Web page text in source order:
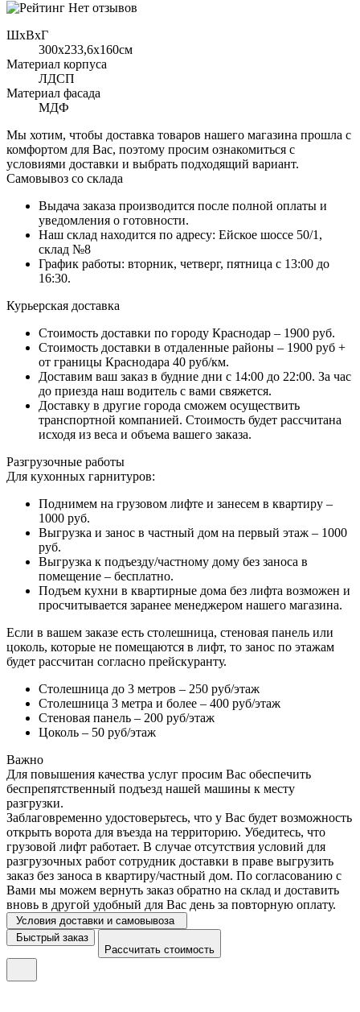
Нет отзывов
ШхВхГ
300x233,6х160см
Материал корпуса
ЛДСП
Материал фасада
МДФ
Мы хотим, чтобы доставка товаров нашего магазина прошла с
комфортом для Вас, поэтому просим ознакомиться с
условиями доставки и выбрать подходящий вариант.
Самовывоз со склада
Выдача заказа производится после полной оплаты и
уведомления о готовности.
Наш склад находится по адресу: Ейское шоссе 50/1,
склад №8
График работы: вторник, четверг, пятница с 13:00 до
16:30.
Курьерская доставка
Стоимость доставки по городу Краснодар – 1900 руб.
Стоимость доставки в отдаленные районы – 1900 руб +
от границы Краснодара 40 руб/км.
Доставим ваш заказ в будние дни с 14:00 до 22:00. За час
до приезда наш водитель с вами свяжется.
Доставку в другие города сможем осуществить
транспортной компанией. Стоимость будет рассчитана
исходя из веса и объема вашего заказа.
Разгрузочные работы
Для кухонных гарнитуров:
Поднимем на грузовом лифте и занесем в квартиру –
1000 руб.
Выгрузка и занос в частный дом на первый этаж – 1000
руб.
Выгрузка к подъезду/частному дому без заноса в
помещение – бесплатно.
Подъем кухни в квартирные дома без лифта возможен и
просчитывается заранее менеджером нашего магазина.
Если в вашем заказе есть столешница, стеновая панель или
цоколь, которые не помещаются в лифт, то занос по этажам
будет рассчитан согласно прейскуранту.
Столешница до 3 метров – 250 руб/этаж
Столешница 3 метра и более – 400 руб/этаж
Стеновая панель – 200 руб/этаж
Цоколь – 50 руб/этаж
Важно
Для повышения качества услуг просим Вас обеспечить
беспрепятственный подъезд нашей машины к месту
разгрузки.
Заблаговременно удостоверьтесь, что у Вас будет возможность
открыть ворота для въезда на территорию. Убедитесь, что
грузовой лифт работает. В случае отсутствия условий для
разгрузочных работ сотрудник доставки в праве выгрузить
заказ без заноса в квартиру/частный дом. По согласованию с
Вами мы можем вернуть заказ обратно на склад и доставить
вновь в другой удобный для Вас день за повторную оплату.
Условия доставки и самовывоза
Быстрый заказ
Рассчитать стоимость